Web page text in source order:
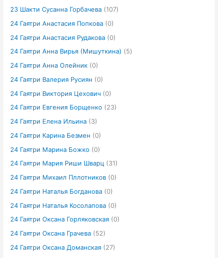
23 Шакти Сусанна Горбачева (107)
24 Гаятри Анастасия Попкова (0)
24 Гаятри Анастасия Рудакова (0)
24 Гаятри Анна Вирья (Мишуткина) (5)
24 Гаятри Анна Олейник (0)
24 Гаятри Валерия Русиян (0)
24 Гаятри Виктория Цехович (0)
24 Гаятри Евгения Борщенко (23)
24 Гаятри Елена Ильина (3)
24 Гаятри Карина Безмен (0)
24 Гаятри Марина Божко (0)
24 Гаятри Мария Риши Шварц (31)
24 Гаятри Михаил Пллотников (0)
24 Гаятри Наталья Богданова (0)
24 Гаятри Наталья Косолапова (0)
24 Гаятри Оксана Горляковская (0)
24 Гаятри Оксана Грачева (52)
24 Гаятри Оксана Доманская (27)